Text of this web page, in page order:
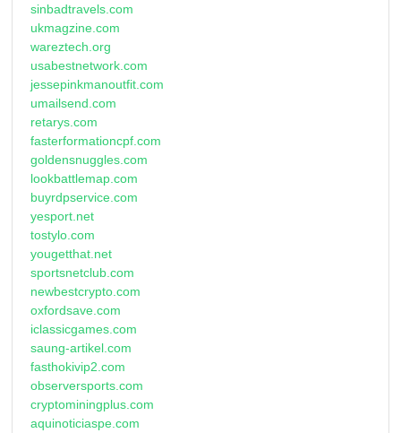
sinbadtravels.com
ukmagzine.com
wareztech.org
usabestnetwork.com
jessepinkmanoutfit.com
umailsend.com
retarys.com
fasterformationcpf.com
goldensnuggles.com
lookbattlemap.com
buyrdpservice.com
yesport.net
tostylo.com
yougetthat.net
sportsnetclub.com
newbestcrypto.com
oxfordsave.com
iclassicgames.com
saung-artikel.com
fasthokivip2.com
observersports.com
cryptominingplus.com
aquinoticiaspe.com